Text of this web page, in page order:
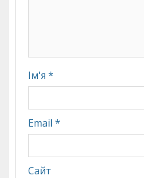
Ім'я *
Email *
Сайт